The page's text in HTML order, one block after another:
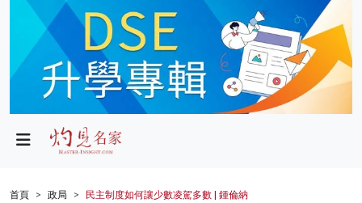
政局
財經
首頁 政局 民主制度如何讓少數凌駕多數 | 鍾倫納